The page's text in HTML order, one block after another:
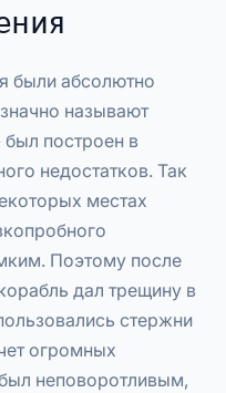
были абсолютно
называют
был построен в
недостатков. Так
местах
Поэтому после
дал трещину в
стержни
огромных
неповоротливым,